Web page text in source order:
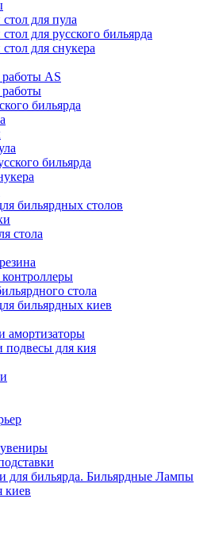
для пула
для русского бильярда
для снукера
AS
бильярда
бильярда
бильярдных столов
стола
стола
бильярдных киев
амортизаторы
подвесы для кия
для бильярда. Бильярдные Лампы
киев